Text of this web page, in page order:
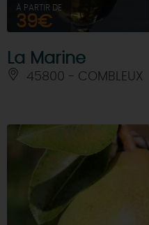
À PARTIR DE
39€
La Marine
45800 - COMBLEUX